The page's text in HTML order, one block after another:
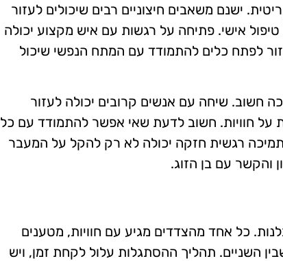
ישנם משאבים חיצוניים רבים שיכולים לעזור
טיפול אישי. פתיחה על רגשות עם איש מקצוע יכולה
לפתח כלים להתמודד עם המתח הנפשי שיכול
חשוב. שיחה עם אנשים קרובים יכולה לעזור
על חוויות. חשוב לדעת שאי אפשר להתמודד עם כל
רגשית חזקה יכולה לא רק להקל על המעבר
עם בן הזוג.
כל אחד מהצדדים מגיע עם חוויות, מטענים
השניים. תהליך ההסתגלות עלול לקחת זמן, ויש